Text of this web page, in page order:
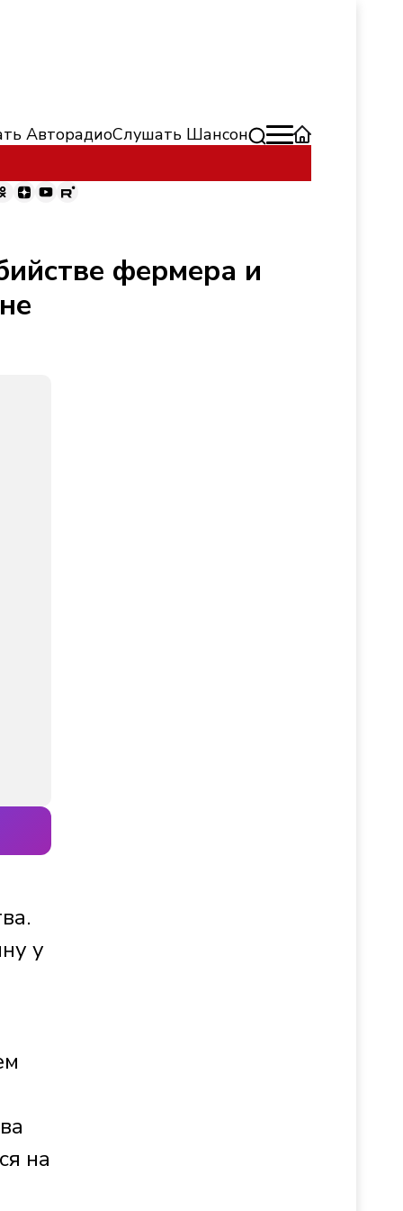
АвторадиоСлушать Шансон
фермера и
у
на